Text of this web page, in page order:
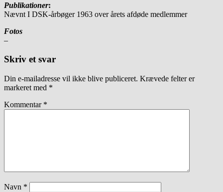
Publikationer:
Nævnt I DSK-årbøger 1963 over årets afdøde medlemmer
Fotos
–
Skriv et svar
Din e-mailadresse vil ikke blive publiceret. Krævede felter er
markeret med *
Kommentar *
Navn *